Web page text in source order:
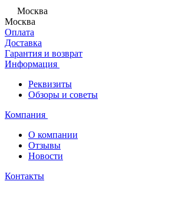
Москва
Москва
Оплата
Доставка
Гарантия и возврат
Информация
Реквизиты
Обзоры и советы
Компания
О компании
Отзывы
Новости
Контакты